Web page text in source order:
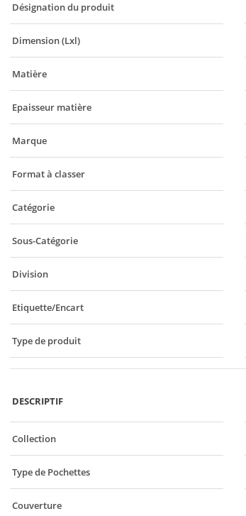
Désignation du produit
Dimension (Lxl)
Matière
Epaisseur matière
Marque
Format à classer
Catégorie
Sous-Catégorie
Division
Etiquette/Encart
Type de produit
DESCRIPTIF
Collection
Type de Pochettes
Couverture